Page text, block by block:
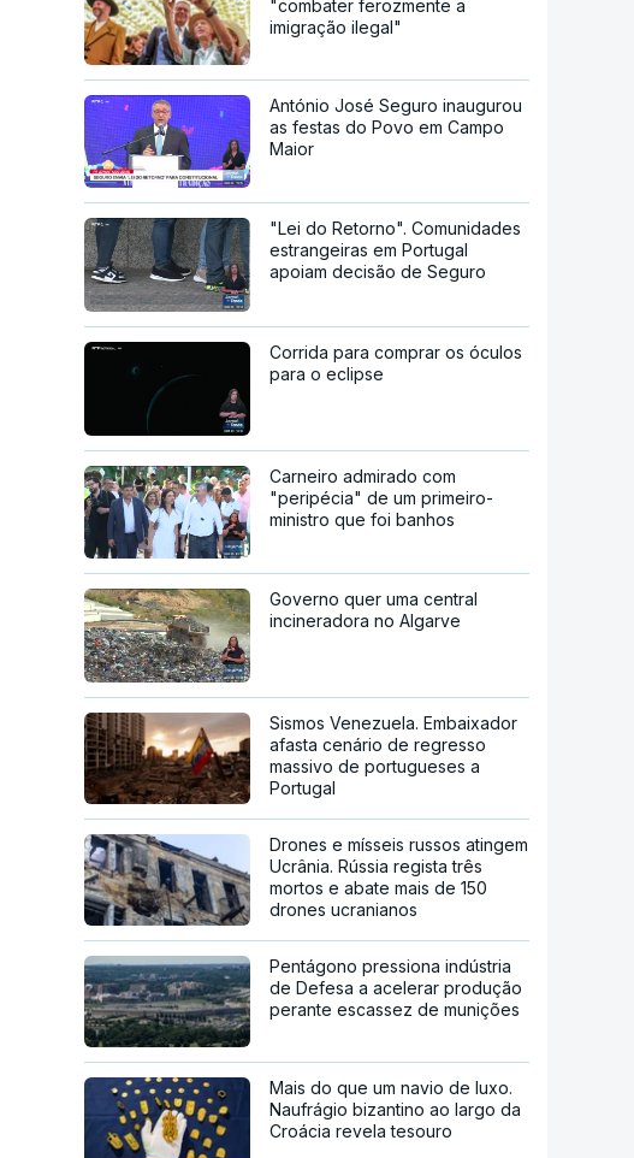
"combater ferozmente a
imigração ilegal"
António José Seguro inaugurou
as festas do Povo em Campo
Maior
"Lei do Retorno". Comunidades
estrangeiras em Portugal
apoiam decisão de Seguro
Corrida para comprar os óculos
para o eclipse
Carneiro admirado com
"peripécia" de um primeiro-
ministro que foi banhos
Governo quer uma central
incineradora no Algarve
Sismos Venezuela. Embaixador
afasta cenário de regresso
massivo de portugueses a
Portugal
Drones e mísseis russos atingem
Ucrânia. Rússia regista três
mortos e abate mais de 150
drones ucranianos
Pentágono pressiona indústria
de Defesa a acelerar produção
perante escassez de munições
Mais do que um navio de luxo.
Naufrágio bizantino ao largo da
Croácia revela tesouro